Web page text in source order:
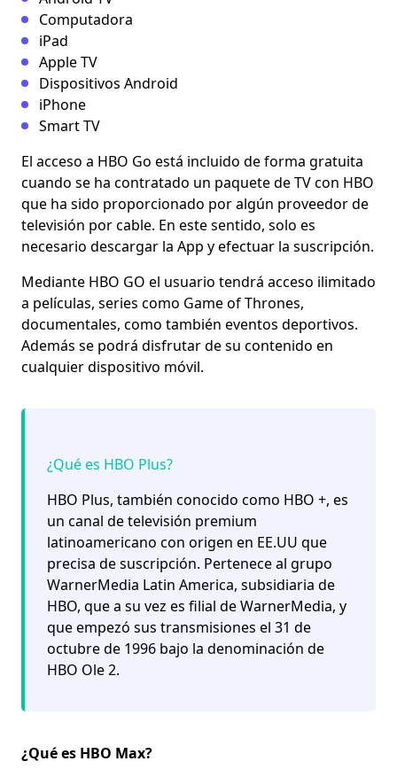
Computadora
iPad
Apple TV
Dispositivos Android
iPhone
Smart TV
El acceso a HBO Go está incluido de forma gratuita
cuando se ha contratado un paquete de TV con HBO
que ha sido proporcionado por algún proveedor de
televisión por cable. En este sentido, solo es
necesario descargar la App y efectuar la suscripción.
Mediante HBO GO el usuario tendrá acceso ilimitado
a películas, series como Game of Thrones,
documentales, como también eventos deportivos.
Además se podrá disfrutar de su contenido en
cualquier dispositivo móvil.
¿Qué es HBO Plus?
HBO Plus, también conocido como HBO +, es
un canal de televisión premium
latinoamericano con origen en EE.UU que
precisa de suscripción. Pertenece al grupo
WarnerMedia Latin America, subsidiaria de
HBO, que a su vez es filial de WarnerMedia, y
que empezó sus transmisiones el 31 de
octubre de 1996 bajo la denominación de
HBO Ole 2.
¿Qué es HBO Max?